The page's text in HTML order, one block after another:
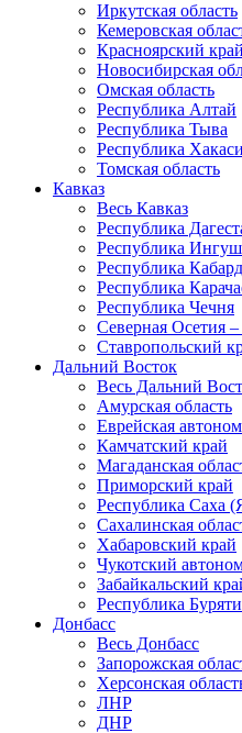
Иркутская область
Кемеровская
Красноярский край
Новосибирская
Омская область
Республика Алтай
Республика Тыва
Республика
Томская область
Кавказ
Весь Кавказ
Республика
Республика
Республика
Республика
Республика Чечня
Северная Осетия
Ставропольский
Дальний Восток
Весь Дальний
Амурская область
Еврейская
Камчатский край
Магаданская
Приморский край
Республика Саха
Сахалинская
Хабаровский край
Чукотский
Забайкальский
Республика
Донбасс
Весь Донбасс
Запорожская
Херсонская
ЛНР
ДНР